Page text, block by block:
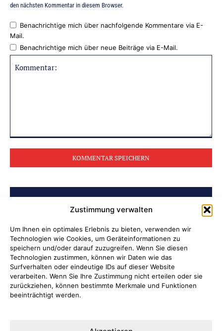
Zustimmung verwalten
Um Ihnen ein optimales Erlebnis zu bieten, verwenden wir
Technologien wie Cookies, um Geräteinformationen zu
speichern und/oder darauf zuzugreifen. Wenn Sie diesen
Technologien zustimmen, können wir Daten wie das
Surfverhalten oder eindeutige IDs auf dieser Website
verarbeiten. Wenn Sie Ihre Zustimmung nicht erteilen oder sie
zurückziehen, können bestimmte Merkmale und Funktionen
beeinträchtigt werden.
den nächsten Kommentar in diesem Browser.
Benachrichtige mich über nachfolgende Kommentare via E-
Mail.
Benachrichtige mich über neue Beiträge via E-Mail.
BELIEBTE BEITRÄGE
Archiv der Initiative „Jüdisch in
Attendorn“ erschlossen
Soldatenleben damals und heute
Verantwortung übernehmen, wenn
Kinder Schutz und Orientierung